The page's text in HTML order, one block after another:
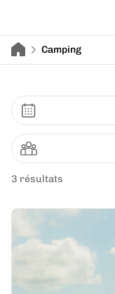
Camping
3 résultats